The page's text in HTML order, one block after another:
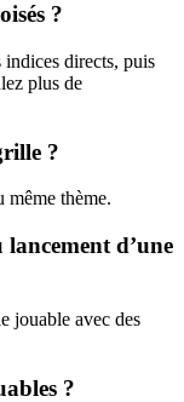
?
directs, puis
plus de
?
thème.
d’une
jouable avec des
?